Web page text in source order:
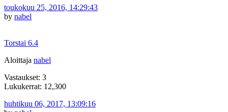
toukokuu 25, 2016, 14:29:43
by nabel
Torstai 6.4
Aloittaja nabel
Vastaukset: 3
Lukukerrat: 12,300
huhtikuu 06, 2017, 13:09:16